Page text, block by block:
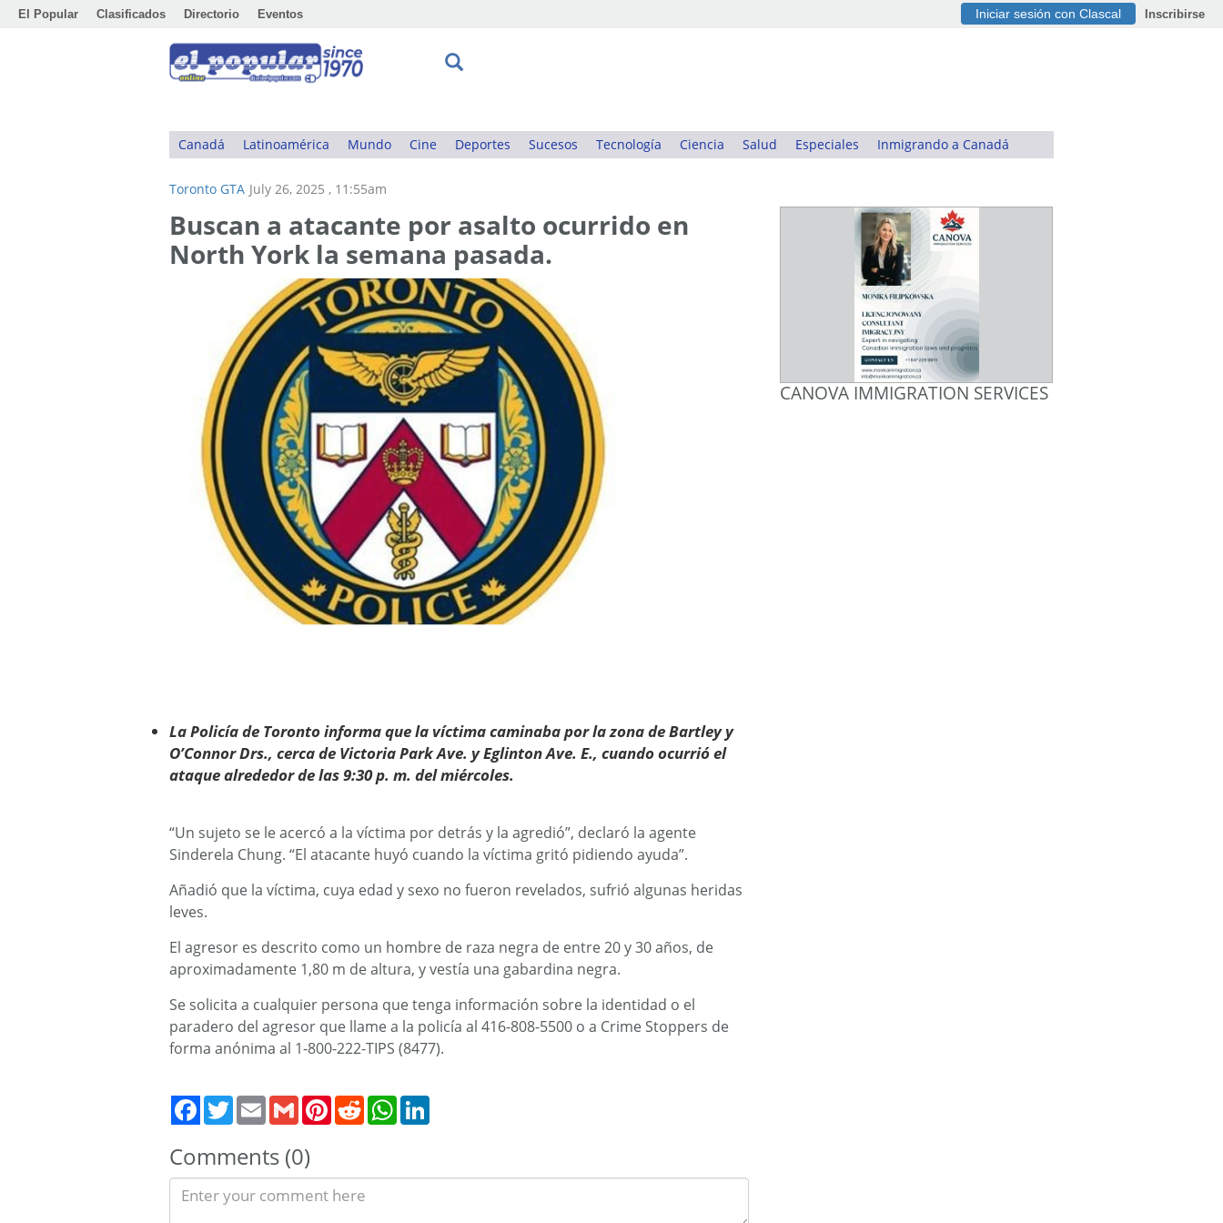
El Popular Clasificados Directorio Eventos Iniciar sesión con Clascal Inscribirse
Canadá Latinoamérica Mundo Cine Deportes Sucesos Tecnología Ciencia Salud Especiales Inmigrando a Canadá
Toronto GTA July 26, 2025 , 11:55am
Buscan a atacante por asalto ocurrido en
North York la semana pasada.
La Policía de Toronto informa que la víctima caminaba por la zona de Bartley y
O’Connor Drs., cerca de Victoria Park Ave. y Eglinton Ave. E., cuando ocurrió el
ataque alrededor de las 9:30 p. m. del miércoles.
“Un sujeto se le acercó a la víctima por detrás y la agredió”, declaró la agente
Sinderela Chung. “El atacante huyó cuando la víctima gritó pidiendo ayuda”.
Añadió que la víctima, cuya edad y sexo no fueron revelados, sufrió algunas heridas
leves.
El agresor es descrito como un hombre de raza negra de entre 20 y 30 años, de
aproximadamente 1,80 m de altura, y vestía una gabardina negra.
Se solicita a cualquier persona que tenga información sobre la identidad o el
paradero del agresor que llame a la policía al 416-808-5500 o a Crime Stoppers de
forma anónima al 1-800-222-TIPS (8477).
TwitterEmail Gmail PinterestRedditWhatsApp
Comments (0)
CANOVA IMMIGRATION SERVICES